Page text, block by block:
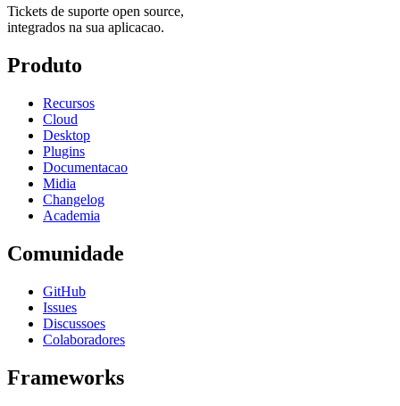
Tickets de suporte open source,
integrados na sua aplicacao.
Produto
Recursos
Cloud
Desktop
Plugins
Documentacao
Midia
Changelog
Academia
Comunidade
GitHub
Issues
Discussoes
Colaboradores
Frameworks